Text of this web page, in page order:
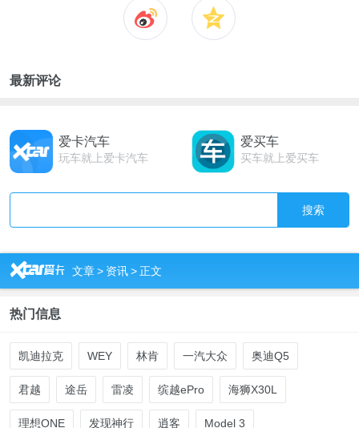
最新评论
爱卡汽车
玩车就上爱卡汽车
爱买车
买车就上爱买车
搜索
R 文章> 资讯>正文
热门信息
凯迪拉克 WEY 林肯 一汽大众 奥迪Q5
君越 途岳 雷凌 缤越ePro 海狮X30L
理想ONE 发现神行 逍客 Model 3